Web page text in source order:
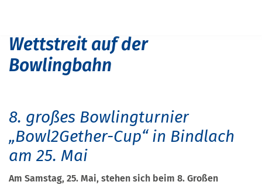
Wettstreit auf der
Bowlingbahn
8. großes Bowlingturnier
„Bowl2Gether-Cup“ in Bindlach
am 25. Mai
Am Samstag, 25. Mai, stehen sich beim 8. Großen